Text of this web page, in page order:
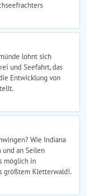
lohnt sich
und Seefahrt, das
Entwicklung von
Wie Indiana
und an Seilen
möglich in
größtem Kletterwald!.